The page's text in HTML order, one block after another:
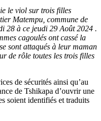
le viol sur trois filles
Matempu, commune de
28 à ce jeudi 29 Août 2024 .
cagoulés ont cassé la
sont attaqués à leur maman
de rôle toutes les trois filles
de sécurités ainsi qu’au
de Tshikapa d’ouvrir une
soient identifiés et traduits